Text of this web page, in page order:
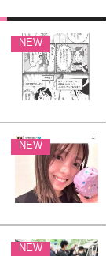
NEW
NEW
NEW